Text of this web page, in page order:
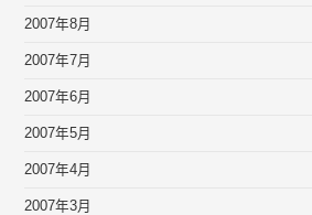
2007年8月
2007年7月
2007年6月
2007年5月
2007年4月
2007年3月